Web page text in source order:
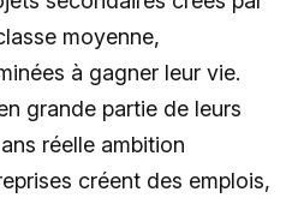
moyenne,
à gagner leur vie.
grande partie de leurs
réelle ambition
créent des emplois,